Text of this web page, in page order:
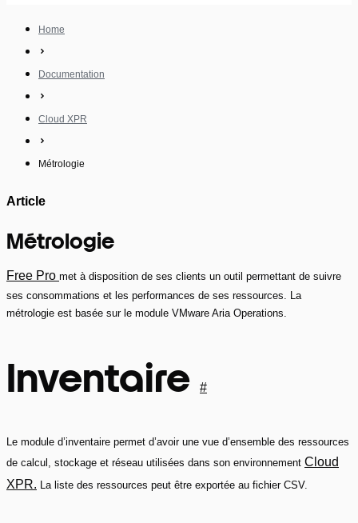
Home
Documentation
Cloud XPR
Métrologie
Article
Métrologie
Free Pro met à disposition de ses clients un outil permettant de suivre
ses consommations et les performances de ses ressources. La
métrologie est basée sur le module VMware Aria Operations.
Inventaire #
Le module d’inventaire permet d’avoir une vue d’ensemble des ressources
de calcul, stockage et réseau utilisées dans son environnement Cloud
XPR. La liste des ressources peut être exportée au fichier CSV.